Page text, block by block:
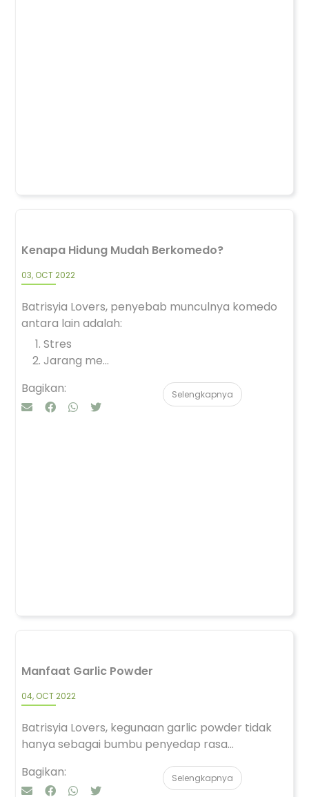
Kenapa Hidung Mudah Berkomedo?
03, OCT 2022
Batrisyia Lovers, penyebab munculnya komedo
antara lain adalah:
Stres
Jarang me...
Bagikan:
Selengkapnya
Manfaat Garlic Powder
04, OCT 2022
Batrisyia Lovers, kegunaan garlic powder tidak
hanya sebagai bumbu penyedap rasa...
Bagikan:
Selengkapnya